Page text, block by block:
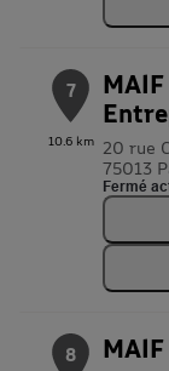
7
10.6 km
20 rue
75013
Fermé
8